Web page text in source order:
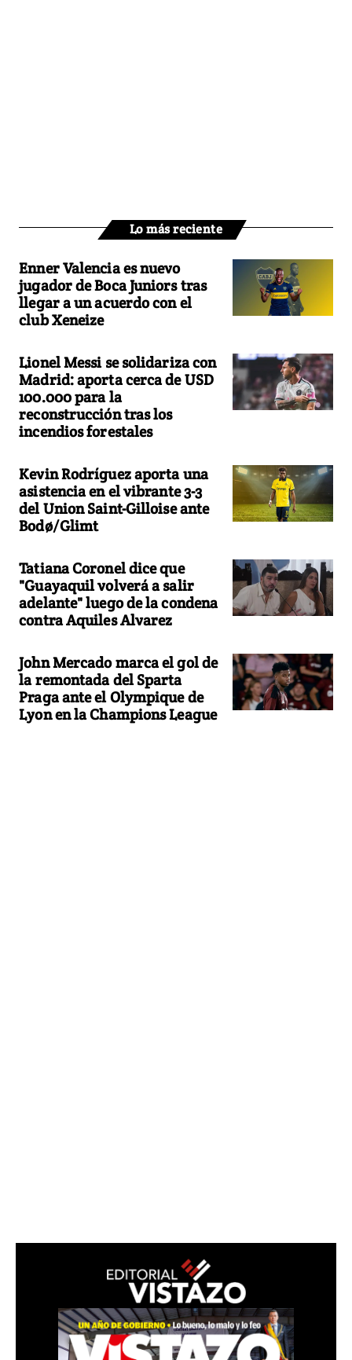
Lo más reciente
Enner Valencia es nuevo
jugador de Boca Juniors tras
llegar a un acuerdo con el
club Xeneize
Lionel Messi se solidariza con
Madrid: aporta cerca de USD
100.000 para la
reconstrucción tras los
incendios forestales
Kevin Rodríguez aporta una
asistencia en el vibrante 3-3
del Union Saint-Gilloise ante
Bodø/Glimt
Tatiana Coronel dice que
"Guayaquil volverá a salir
adelante" luego de la condena
contra Aquiles Alvarez
John Mercado marca el gol de
la remontada del Sparta
Praga ante el Olympique de
Lyon en la Champions League